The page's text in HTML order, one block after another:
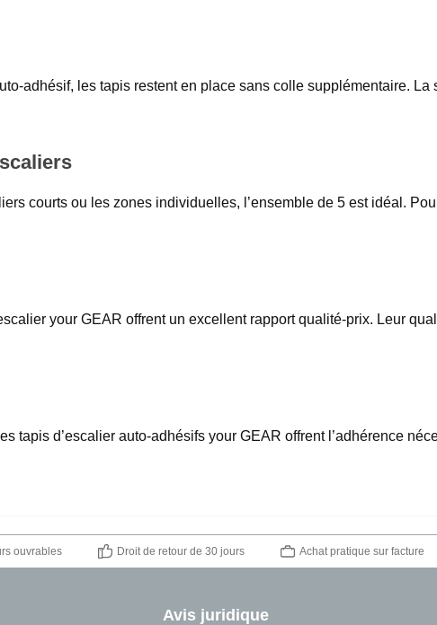
adhésif, les tapis restent en place sans colle supplémentaire.
courts ou les zones individuelles, l’ensemble de 5 est idéal.
your GEAR offrent un excellent rapport qualité-prix. Leur
tapis d’escalier auto-adhésifs your GEAR offrent l’adhérence
ouvrables Droit de retour de 30 jours Achat pratique sur facture
Avis juridique